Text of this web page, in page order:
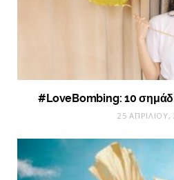
#LoveBombing: 10
25 ΑΠΡΙΛΊΟΥ,